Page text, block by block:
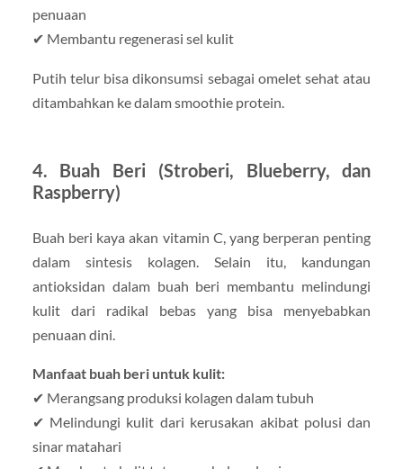
penuaan
✔ Membantu regenerasi sel kulit
Putih telur bisa dikonsumsi sebagai omelet sehat atau
ditambahkan ke dalam smoothie protein.
4. Buah Beri (Stroberi, Blueberry, dan
Raspberry)
Buah beri kaya akan vitamin C, yang berperan penting
dalam sintesis kolagen. Selain itu, kandungan
antioksidan dalam buah beri membantu melindungi
kulit dari radikal bebas yang bisa menyebabkan
penuaan dini.
Manfaat buah beri untuk kulit:
✔ Merangsang produksi kolagen dalam tubuh
✔ Melindungi kulit dari kerusakan akibat polusi dan
sinar matahari